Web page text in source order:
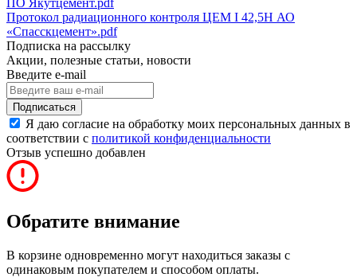
ПО Якутцемент.pdf
Протокол радиационного контроля ЦЕМ I 42,5Н АО
«Спасскцемент».pdf
Подписка на рассылку
Акции, полезные статьи, новости
Введите e-mail
Подписаться
Я даю согласие на обработку моих персональных данных в
соответствии с политикой конфиденциальности
Отзыв успешно добавлен
Обратите внимание
В корзине одновременно могут находиться заказы с
одинаковым покупателем и способом оплаты.